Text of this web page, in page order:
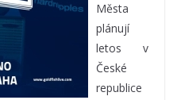
Města
plánují
letos v
České
republice